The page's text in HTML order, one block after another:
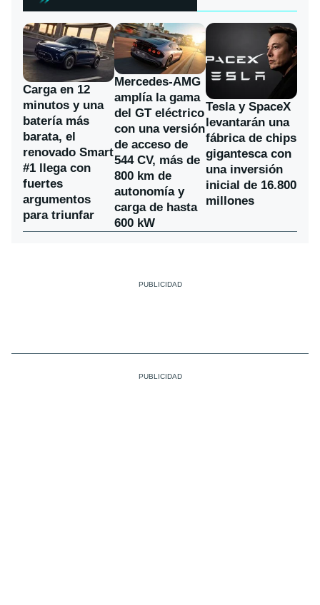
Carga en 12
minutos y una
batería más
barata, el
renovado Smart
#1 llega con
fuertes
argumentos
para triunfar
Mercedes-AMG
amplía la gama
del GT eléctrico
con una versión
de acceso de
544 CV, más de
800 km de
autonomía y
carga de hasta
600 kW
Tesla y SpaceX
levantarán una
fábrica de chips
gigantesca con
una inversión
inicial de 16.800
millones